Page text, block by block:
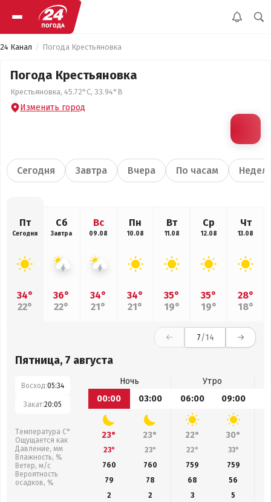
24 Канал Погода Крестьяновка
Погода Крестьяновка
Крестьяновка, 45.72°С, 33.94°В
Изменить город
Сегодня Завтра Вчера По часам
Пт
Сегодня
34°
22°
Сб
Завтра
36°
22°
Вс
09.08
34°
21°
Пн
10.08
34°
21°
Вт
11.08
35°
19°
Ср
12.08
35°
19°
Чт
13.08
28°
18°
7/14
Пятница, 7 августа
Восход:05:34
Закат:20:05
Температура С°
Ощущается как
Давление, мм
Влажность, %
Ветер, м/с
Вероятность
осадков, %
Ночь
Утро
00:00
03:00 06:00 09:00
23° 23° 22° 30°
23° 23° 22° 33°
760
760 759 759
79
78 68 56
2
2 3
5